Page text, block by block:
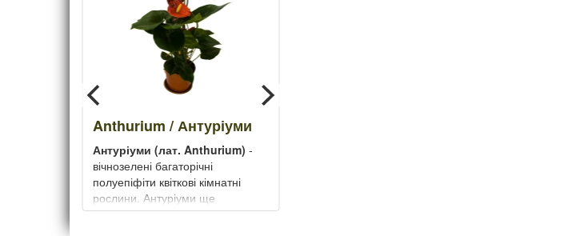
Anthurium / Антуріуми
Антуріуми (лат. Anthurium) -
вічнозелені багаторічні
полуепіфіти квіткові кімнатні
рослини. Антуріуми ще
називають вогненним язиком,